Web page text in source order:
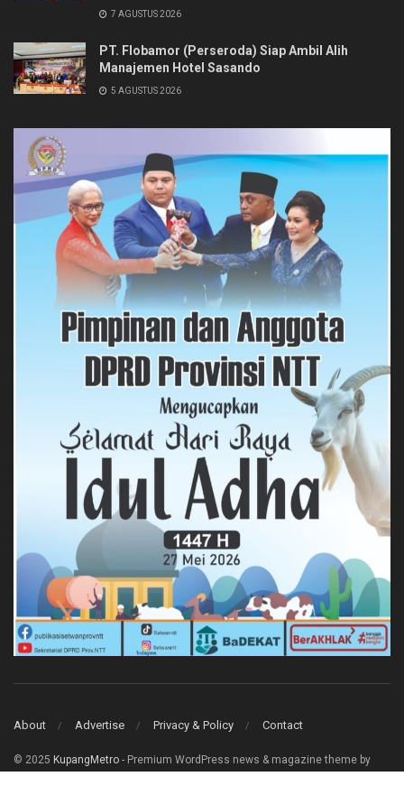
7 AGUSTUS 2026
PT. Flobamor (Perseroda) Siap Ambil Alih
Manajemen Hotel Sasando
5 AGUSTUS 2026
About Advertise Privacy & Policy Contact
© 2025 KupangMetro - Premium WordPress news & magazine theme by